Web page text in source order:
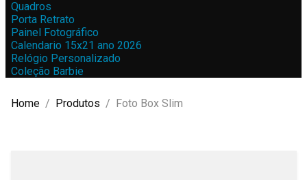
Quadros
Porta Retrato
Painel Fotográfico
Calendario 15x21 ano 2026
Relógio Personalizado
Coleção Barbie
Home Produtos Foto Box Slim